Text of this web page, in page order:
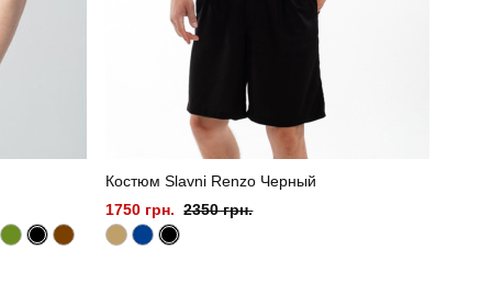
Костюм Slavni Renzo Черный
1750 грн. 2350 грн.